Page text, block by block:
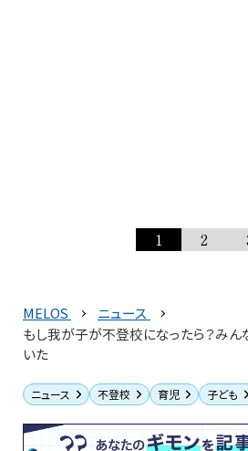
1 2
MELOS
ニュース
もし我が子が不登校になったら？み
いた
ニュース 不登校 育児 子ども